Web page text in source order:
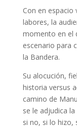
Con en espacio
labores, la
momento en el
escenario para
la Bandera.
Su alocución,
historia versus
camino de
se le adjudica
si no, si lo hizo,